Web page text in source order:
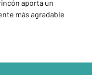
aporta un
más agradable